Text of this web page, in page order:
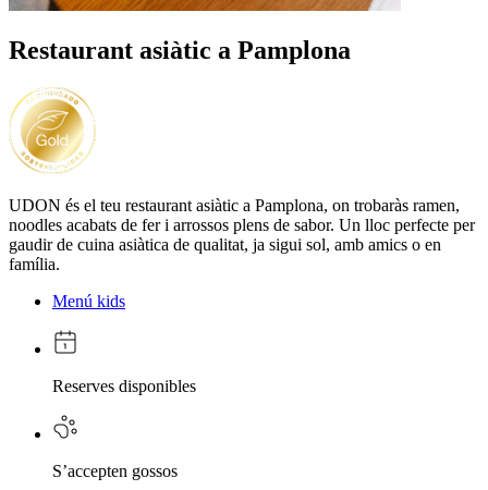
Restaurant asiàtic a Pamplona
UDON és el teu restaurant asiàtic a Pamplona, on trobaràs ramen,
noodles acabats de fer i arrossos plens de sabor. Un lloc perfecte per
gaudir de cuina asiàtica de qualitat, ja sigui sol, amb amics o en
família.
Menú kids
Reserves disponibles
S’accepten gossos